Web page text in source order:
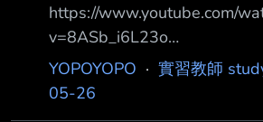
https://www.youtube.com/
v=8ASb_i6L23o
https://www.chinatimes.com/
0526000466-260107?chdtv
YOPOYOPO · 實習教師
05-26